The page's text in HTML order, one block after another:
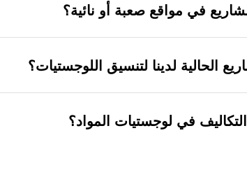
في مواقع صعبة أو نائية؟
الحالية لدينا لتنسيق اللوجستيات؟
في لوجستيات المواد؟